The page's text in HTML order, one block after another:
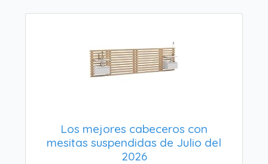
Los mejores cabeceros con
mesitas suspendidas de Julio del
2026